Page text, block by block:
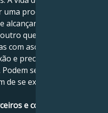
procura constante
Mesmo antes
que é igualmente
com ascendente
e precisam de usar
ser muito
se exibir.
e compatibilidade